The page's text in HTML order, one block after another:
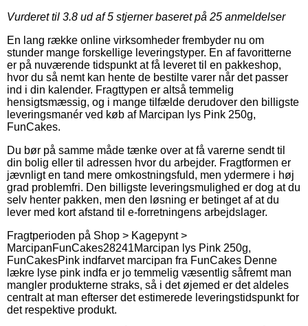
Vurderet til 3.8 ud af 5 stjerner baseret på 25 anmeldelser
En lang række online virksomheder frembyder nu om
stunder mange forskellige leveringstyper. En af favoritterne
er på nuværende tidspunkt at få leveret til en pakkeshop,
hvor du så nemt kan hente de bestilte varer når det passer
ind i din kalender. Fragttypen er altså temmelig
hensigtsmæssig, og i mange tilfælde derudover den billigste
leveringsmanér ved køb af Marcipan lys Pink 250g,
FunCakes.
Du bør på samme måde tænke over at få varerne sendt til
din bolig eller til adressen hvor du arbejder. Fragtformen er
jævnligt en tand mere omkostningsfuld, men ydermere i høj
grad problemfri. Den billigste leveringsmulighed er dog at du
selv henter pakken, men den løsning er betinget af at du
lever med kort afstand til e-forretningens arbejdslager.
Fragtperioden på Shop > Kagepynt >
MarcipanFunCakes28241Marcipan lys Pink 250g,
FunCakesPink indfarvet marcipan fra FunCakes Denne
lækre lyse pink indfa er jo temmelig væsentlig såfremt man
mangler produkterne straks, så i det øjemed er det aldeles
centralt at man efterser det estimerede leveringstidspunkt for
det respektive produkt.